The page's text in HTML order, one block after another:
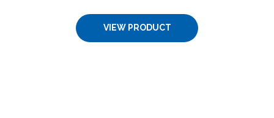
VIEW PRODUCT